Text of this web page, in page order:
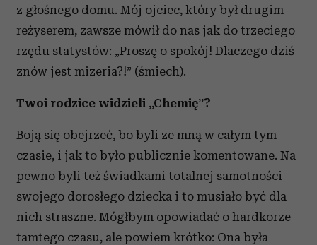
z głośnego domu. Mój ojciec, który był drugim
reżyserem, zawsze mówił do nas jak do trzeciego
rzędu statystów: „Proszę o spokój! Dlaczego dziś
znów jest mizeria?!” (śmiech).
Twoi rodzice widzieli „Chemię”?
Boją się obejrzeć, bo byli ze mną w całym tym
czasie, i jak to było publicznie komentowane. Na
pewno byli też świadkami totalnej samotności
swojego dorosłego dziecka i to musiało być dla
nich straszne. Mógłbym opowiadać o hardkorze
tamtego czasu, ale powiem krótko: Ona była